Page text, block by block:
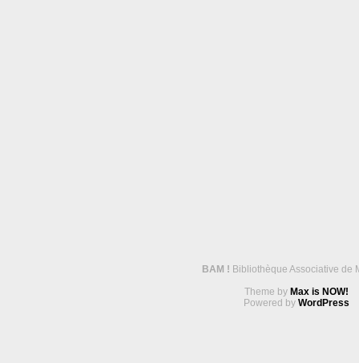
BAM ! Bibliothèque Associative de
Theme by Max is NOW!
Powered by WordPress